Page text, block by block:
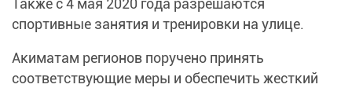
Также с 4 мая 2020 года разрешаются
спортивные занятия и тренировки на улице.
Акиматам регионов поручено принять
соответствующие меры и обеспечить жесткий